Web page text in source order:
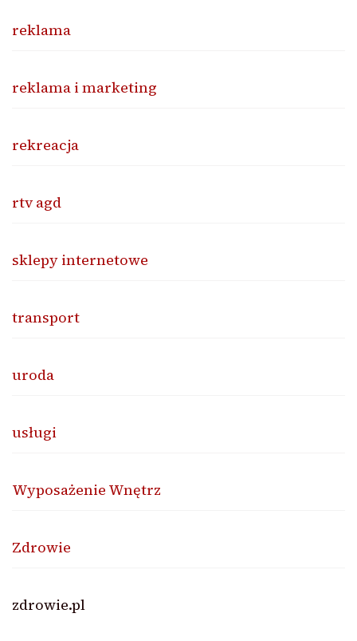
reklama
reklama i marketing
rekreacja
rtv agd
sklepy internetowe
transport
uroda
usługi
Wyposażenie Wnętrz
Zdrowie
zdrowie.pl